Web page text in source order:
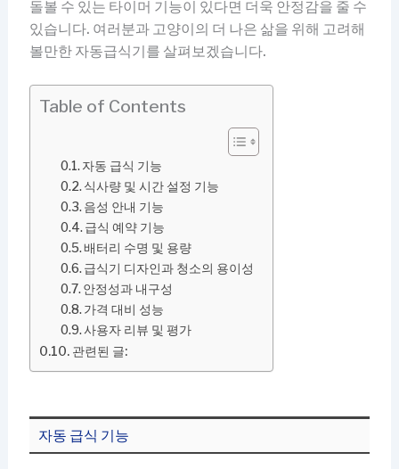
돌볼 수 있는 타이머 기능이 있다면 더욱 안정감을 줄 수
있습니다. 여러분과 고양이의 더 나은 삶을 위해 고려해
볼만한 자동급식기를 살펴보겠습니다.
Table of Contents
자동 급식 기능
식사량 및 시간 설정 기능
음성 안내 기능
급식 예약 기능
배터리 수명 및 용량
급식기 디자인과 청소의 용이성
안정성과 내구성
가격 대비 성능
사용자 리뷰 및 평가
관련된 글:
자동 급식 기능